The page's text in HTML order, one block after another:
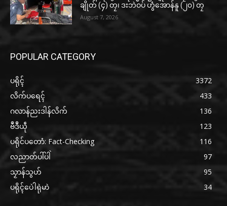
ချိုတ် (၄) တၠ၊ ဒးဘဲဝပ် ဟွံအောန်နူ (၂၀) တၠ
August 7, 2026
POPULAR CATEGORY
ပရိုၚ်
3372
လိက်ပရေၚ်
433
ဂလာန်ညးဒါန်လိက်
136
ဗဳဒဳယဵု
123
ပရိုင်ပတောံ: Fact-Checking
116
လညာတ်ပါ်ပါဲ
97
သၟာန်သွဟ်
95
ပရိုၚ်ပေဲါရုဲမာဲ
34